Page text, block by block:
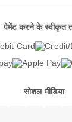
पेमेंट करने के स्वीकृत
सोशल मीडिया